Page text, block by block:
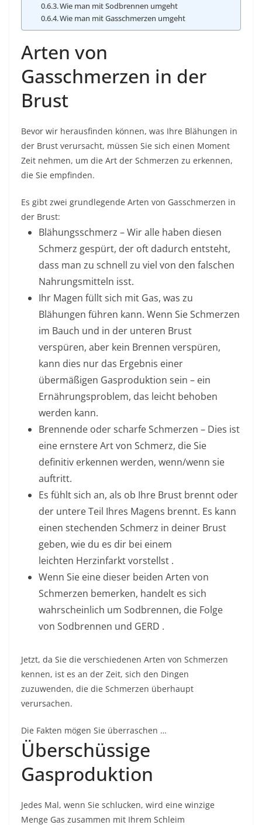
Wie man mit Sodbrennen umgeht
Wie man mit Gasschmerzen umgeht
Arten von
Gasschmerzen in der
Brust
Bevor wir herausfinden können, was Ihre Blähungen in
der Brust verursacht, müssen Sie sich einen Moment
Zeit nehmen, um die Art der Schmerzen zu erkennen,
die Sie empfinden.
Es gibt zwei grundlegende Arten von Gasschmerzen in
der Brust:
Blähungsschmerz – Wir alle haben diesen
Schmerz gespürt, der oft dadurch entsteht,
dass man zu schnell zu viel von den falschen
Nahrungsmitteln isst.
Ihr Magen füllt sich mit Gas, was zu
Blähungen führen kann. Wenn Sie Schmerzen
im Bauch und in der unteren Brust
verspüren, aber kein Brennen verspüren,
kann dies nur das Ergebnis einer
übermäßigen Gasproduktion sein – ein
Ernährungsproblem, das leicht behoben
werden kann.
Brennende oder scharfe Schmerzen – Dies ist
eine ernstere Art von Schmerz, die Sie
definitiv erkennen werden, wenn/wenn sie
auftritt.
Es fühlt sich an, als ob Ihre Brust brennt oder
der untere Teil Ihres Magens brennt. Es kann
einen stechenden Schmerz in deiner Brust
geben, wie du es dir bei einem
leichten Herzinfarkt vorstellst .
Wenn Sie eine dieser beiden Arten von
Schmerzen bemerken, handelt es sich
wahrscheinlich um Sodbrennen, die Folge
von Sodbrennen und GERD .
Jetzt, da Sie die verschiedenen Arten von Schmerzen
kennen, ist es an der Zeit, sich den Dingen
zuzuwenden, die die Schmerzen überhaupt
verursachen.
Die Fakten mögen Sie überraschen …
Überschüssige
Gasproduktion
Jedes Mal, wenn Sie schlucken, wird eine winzige
Menge Gas zusammen mit Ihrem Schleim